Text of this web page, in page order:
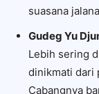
suasana
Gudeg Yu
Lebih sering
dinikmati dari
Cabangnya